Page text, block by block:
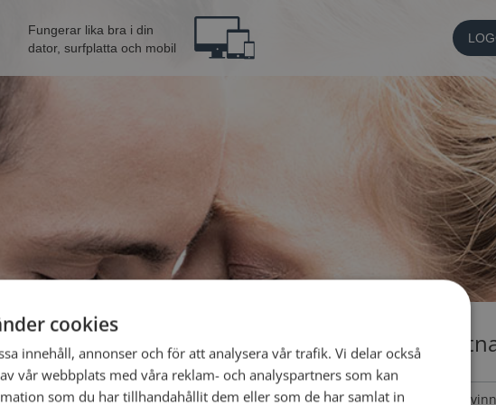
Fungerar lika bra i din
dator, surfplatta och mobil
Bli medlem utan
Jag är en: Man
cookies
innehåll, annonser och för att analysera vår trafik. Vi delar också
vår webbplats med våra reklam- och analyspartners som kan
som du har tillhandahållit dem eller som de har samlat in